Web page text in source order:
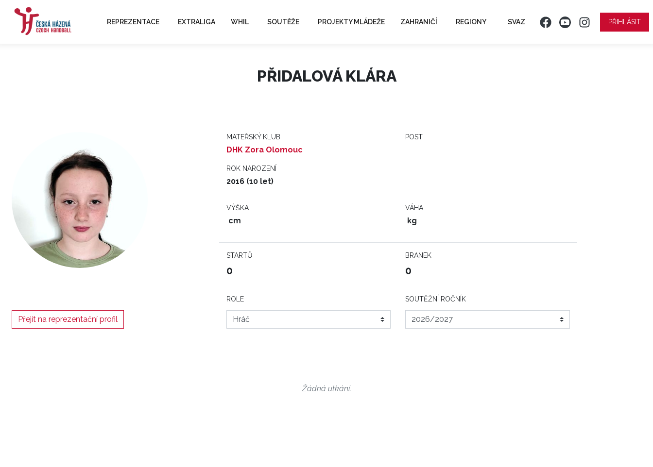
REPREZENTACE EXTRALIGA WHIL SOUTĚŽE PROJEKTY MLÁDEŽE ZAHRANIČÍ REGIONY SVAZ PŘIHLÁSIT
PŘIDALOVÁ KLÁRA
MATEŘSKÝ KLUB
DHK Zora Olomouc
POST
ROK NAROZENÍ
2016 (10 let)
VÝŠKA
cm
VÁHA
kg
STARTŮ
0
BRANEK
0
Přejít na reprezentační profil
ROLE SOUTĚŽNÍ ROČNÍK
Žádná utkání.